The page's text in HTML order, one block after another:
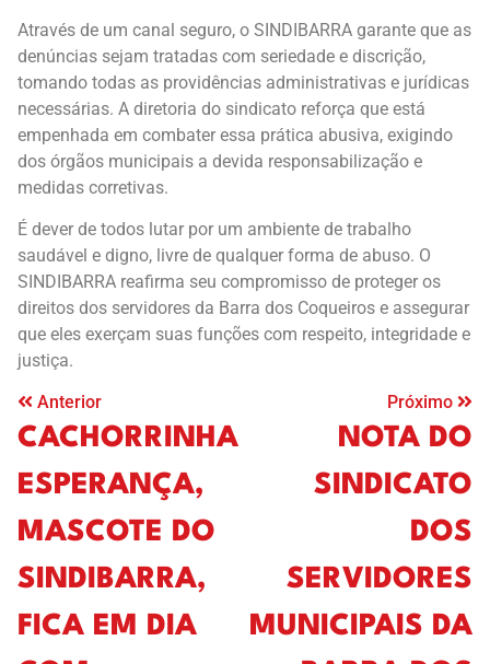
Através de um canal seguro, o SINDIBARRA garante que as
denúncias sejam tratadas com seriedade e discrição,
tomando todas as providências administrativas e jurídicas
necessárias. A diretoria do sindicato reforça que está
empenhada em combater essa prática abusiva, exigindo
dos órgãos municipais a devida responsabilização e
medidas corretivas.
É dever de todos lutar por um ambiente de trabalho
saudável e digno, livre de qualquer forma de abuso. O
SINDIBARRA reafirma seu compromisso de proteger os
direitos dos servidores da Barra dos Coqueiros e assegurar
que eles exerçam suas funções com respeito, integridade e
justiça.
Anterior
CACHORRINHA
ESPERANÇA,
MASCOTE DO
SINDIBARRA,
FICA EM DIA
Próximo
NOTA DO
SINDICATO
DOS
SERVIDORES
MUNICIPAIS DA